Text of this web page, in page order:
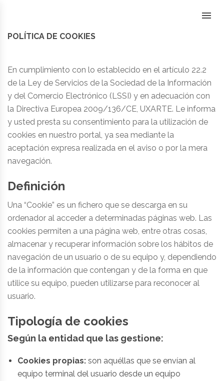
content
POLÍTICA DE COOKIES
En cumplimiento con lo establecido en el artículo 22.2
de la Ley de Servicios de la Sociedad de la Información
y del Comercio Electrónico (LSSI) y en adecuación con
la Directiva Europea 2009/136/CE, UXARTE. Le informa
y usted presta su consentimiento para la utilización de
cookies en nuestro portal, ya sea mediante la
aceptación expresa realizada en el aviso o por la mera
navegación.
Definición
Una “Cookie” es un fichero que se descarga en su
ordenador al acceder a determinadas páginas web. Las
cookies permiten a una página web, entre otras cosas,
almacenar y recuperar información sobre los hábitos de
navegación de un usuario o de su equipo y, dependiendo
de la información que contengan y de la forma en que
utilice su equipo, pueden utilizarse para reconocer al
usuario.
Tipología de cookies
Según la entidad que las gestione:
Cookies propias: son aquéllas que se envían al
equipo terminal del usuario desde un equipo